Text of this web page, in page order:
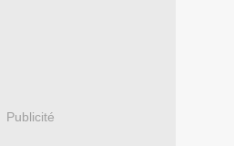
Publicité